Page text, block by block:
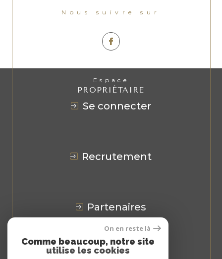
Nous suivre sur
Espace
PROPRIÉTAIRE
se connecter
recrutement
partenaires
Avis
CLIENTS
On en reste là
Comme beaucoup, notre site
utilise les cookies